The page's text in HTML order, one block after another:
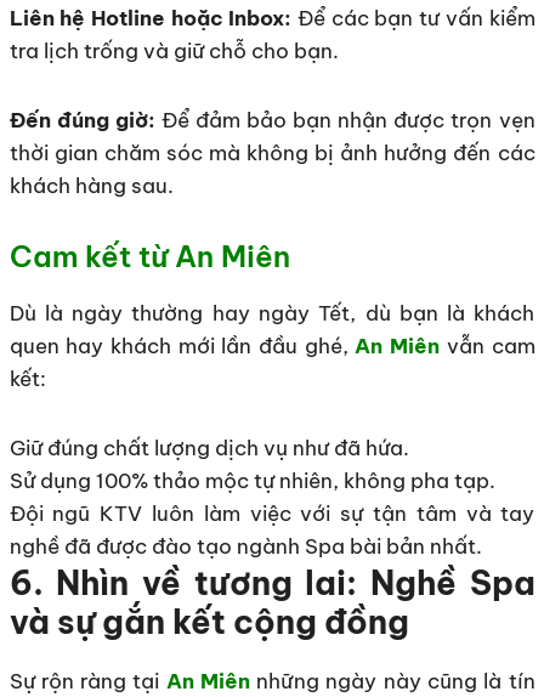
Liên hệ Hotline hoặc Inbox: Để các bạn tư vấn kiểm
tra lịch trống và giữ chỗ cho bạn.
Đến đúng giờ: Để đảm bảo bạn nhận được trọn vẹn
thời gian chăm sóc mà không bị ảnh hưởng đến các
khách hàng sau.
Cam kết từ An Miên
Dù là ngày thường hay ngày Tết, dù bạn là khách
quen hay khách mới lần đầu ghé,An Miên vẫn cam
kết:
Giữ đúng chất lượng dịch vụ như đã hứa.
Sử dụng 100% thảo mộc tự nhiên, không pha tạp.
Đội ngũ KTV luôn làm việc với sự tận tâm và tay
nghề đã được đào tạo ngành Spa bài bản nhất.
6. Nhìn về tương lai: Nghề Spa
và sự gắn kết cộng đồng
Sự rộn ràng tại An Miên những ngày này cũng là tín